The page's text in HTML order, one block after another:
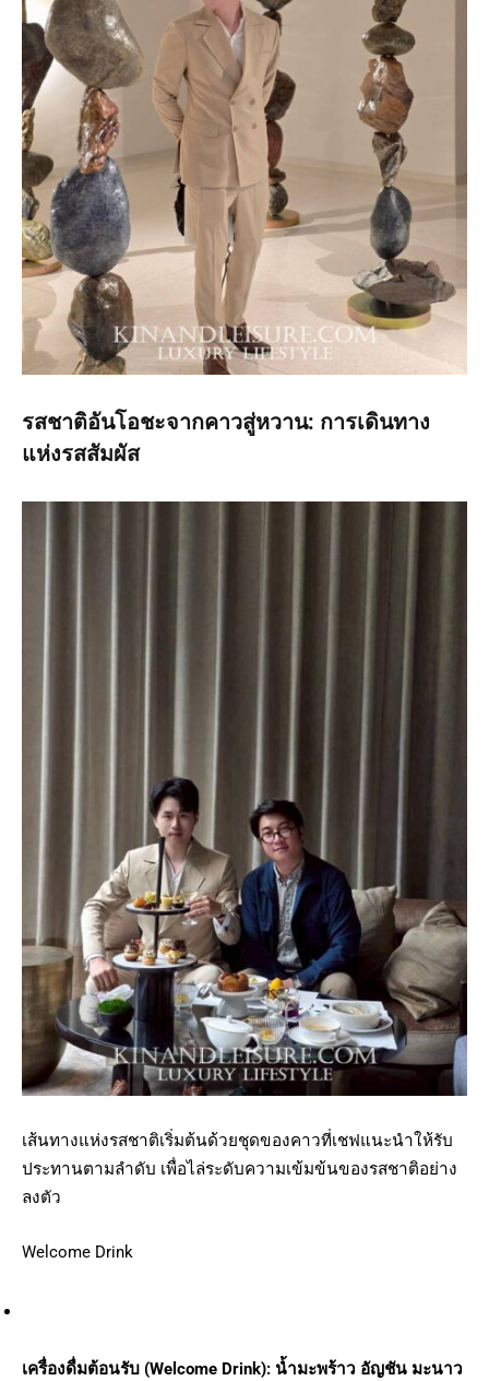
รสชาติอันโอชะจากคาวสู่หวาน: การเดินทาง
แห่งรสสัมผัส
เส้นทางแห่งรสชาติเริ่มต้นด้วยชุดของคาวที่เชฟแนะนำให้รับ
ประทานตามลำดับ เพื่อไล่ระดับความเข้มข้นของรสชาติอย่าง
ลงตัว
Welcome Drink
เครื่องดื่มต้อนรับ (Welcome Drink): น้ำมะพร้าว อัญชัน มะนาว